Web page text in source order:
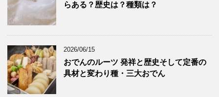
らある？歴史は？種類は？
2026/06/15
おでんのルーツ 発祥と歴史そして定番の
具材と変わり種・三大おでん